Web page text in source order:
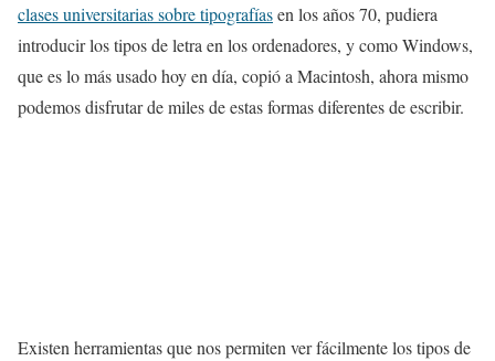
clases universitarias sobre tipografíasen los años 70, pudiera
introducir los tipos de letra en los ordenadores, y como Windows,
que es lo más usado hoy en día, copió a Macintosh, ahora mismo
podemos disfrutar de miles de estas formas diferentes de escribir.
Existen herramientas que nos permiten ver fácilmente los tipos de